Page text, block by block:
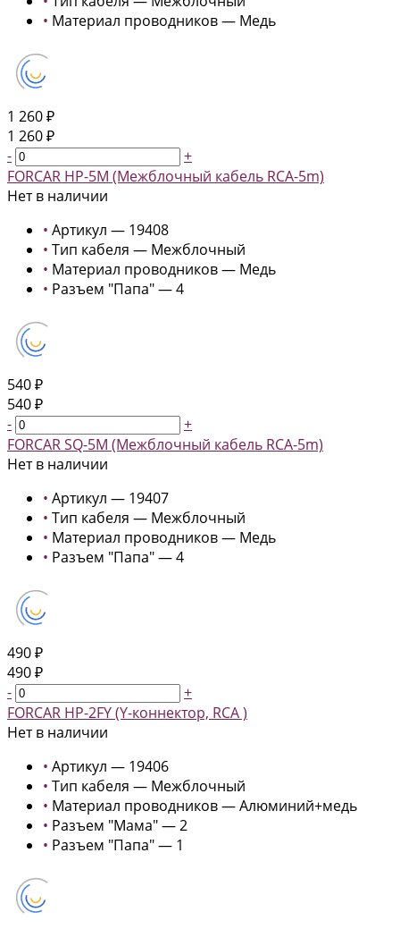
• Материал проводников — Медь
1 260 ₽
1 260 ₽
-
+
FORCAR HP-5M (Межблочный кабель RCA-5m)
Нет в наличии
• Артикул — 19408
• Тип кабеля — Межблочный
• Материал проводников — Медь
• Разъем "Папа" — 4
540 ₽
540 ₽
-
+
FORCAR SQ-5M (Межблочный кабель RCA-5m)
Нет в наличии
• Артикул — 19407
• Тип кабеля — Межблочный
• Материал проводников — Медь
• Разъем "Папа" — 4
490 ₽
490 ₽
-
+
FORCAR HP-2FY (Y-коннектор, RCA )
Нет в наличии
• Артикул — 19406
• Тип кабеля — Межблочный
• Материал проводников — Алюминий+медь
• Разъем "Мама" — 2
• Разъем "Папа" — 1